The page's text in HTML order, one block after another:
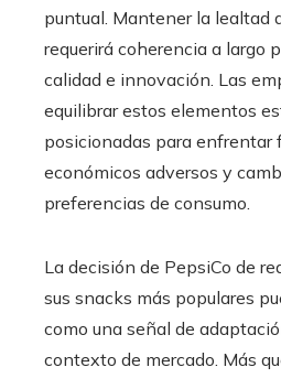
puntual. Mantener la lealtad
requerirá coherencia a largo
calidad e innovación. Las
equilibrar estos elementos
posicionadas para enfrentar
económicos adversos y
preferencias de consumo.
La decisión de PepsiCo de
sus snacks más populares
como una señal de
contexto de mercado. Más